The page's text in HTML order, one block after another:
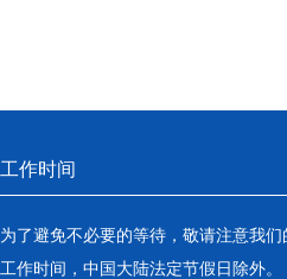
工作时间
为了避免不必要的等待，敬请注意我
工作时间，中国大陆法定节假日除外。